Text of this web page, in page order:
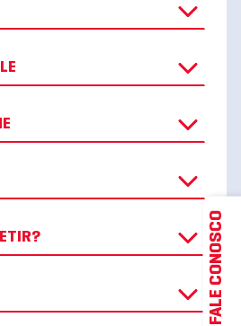
FALE CONOSCO